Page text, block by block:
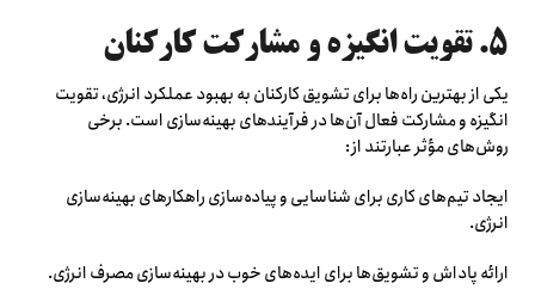
۵. تقویت انگیزه و مشارکت کارکنان
یکی از بهترین راه‌ها برای تشویق کارکنان به بهبود عملکرد انرژی، تقویت
انگیزه و مشارکت فعال آن‌ها در فرآیندهای بهینه‌سازی است. برخی
روش‌های مؤثر عبارتند از:
ایجاد تیم‌های کاری برای شناسایی و پیاده‌سازی راهکارهای بهینه‌سازی
انرژی.
ارائه پاداش و تشویق‌ها برای ایده‌های خوب در بهینه‌سازی مصرف انرژی.